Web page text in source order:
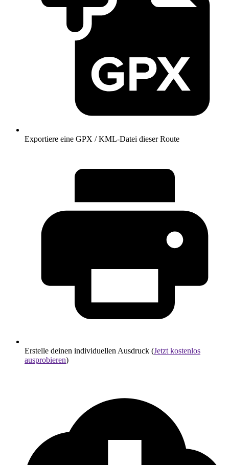
Exportiere eine GPX / KML-Datei dieser Route
Erstelle deinen individuellen Ausdruck (Jetzt kostenlos
ausprobieren)